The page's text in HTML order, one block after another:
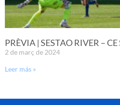
PRÈVIA | SESTAO RIVER –
2 de març de 2024
Leer más »